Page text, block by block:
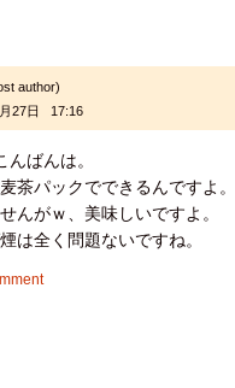
author)
27日 17:16
ばんは。
茶パックでできるんですよ。
んがｗ、美味しいですよ。
は全く問題ないですね。